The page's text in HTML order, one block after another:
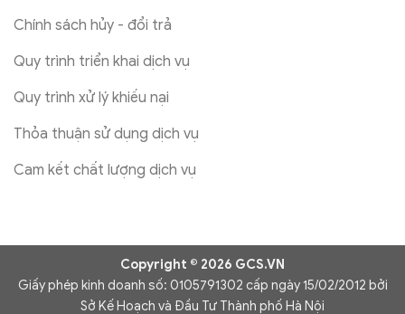
Chính sách hủy - đổi trả
Quy trình triển khai dịch vụ
Quy trình xử lý khiếu nại
Thỏa thuận sử dụng dịch vụ
Cam kết chất lượng dịch vụ
Copyright © 2026 GCS.VN
Giấy phép kinh doanh số: 0105791302 cấp ngày 15/02/2012 bởi
Sở Kế Hoạch và Đầu Tư Thành phố Hà Nội